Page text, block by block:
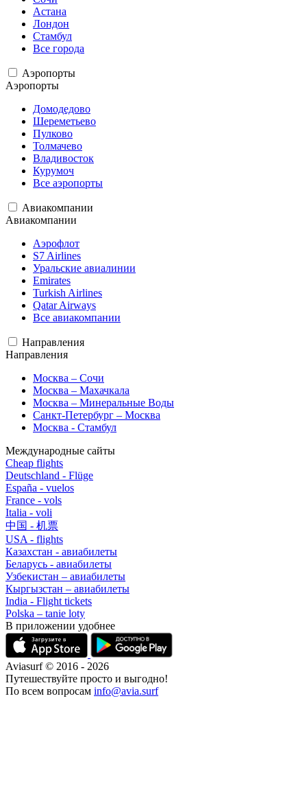
Астана
Лондон
Стамбул
Все города
Аэропорты
Аэропорты
Домодедово
Шереметьево
Пулково
Толмачево
Владивосток
Курумоч
Все аэропорты
Авиакомпании
Авиакомпании
Аэрофлот
S7 Airlines
Уральские авиалинии
Emirates
Turkish Airlines
Qatar Airways
Все авиакомпании
Направления
Направления
Москва – Сочи
Москва – Махачкала
Москва – Минеральные Воды
Санкт-Петербург – Москва
Москва - Стамбул
Международные сайты
Cheap flights
Deutschland - Flüge
España - vuelos
France - vols
Italia - voli
中国 - 机票
USA - flights
Казахстан - авиабилеты
Беларусь - авиабилеты
Узбекистан – авиабилеты
Кыргызстан – авиабилеты
India - Flight tickets
Polska – tanie loty
В приложении удобнее
Aviasurf © 2016 - 2026
Путешествуйте просто и выгодно!
По всем вопросам info@avia.surf